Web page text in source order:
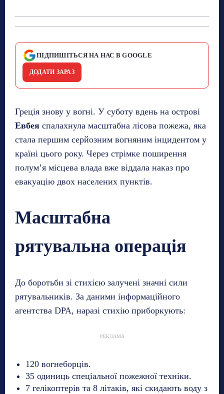
ПІДПИШІТЬСЯ НА НАС В GOOGLE
ДОДАТИ ЗАРАЗ
Греція знову у вогні. У суботу вдень на острові
Евбея спалахнула масштабна лісова пожежа, яка
стала першим серйозним вогняним інцидентом у
країні цього року. Через стрімке поширення
полум’я місцева влада вже віддала наказ про
евакуацію двох населених пунктів.
Масштабна
рятувальна операція
До боротьби зі стихією залучені значні сили
рятувальників. За даними інформаційного
агентства DPA, наразі стихію приборкують:
РЕКЛАМА
120 вогнеборців.
35 одиниць спеціальної пожежної техніки.
7 гелікоптерів та 8 літаків, які скидають воду з